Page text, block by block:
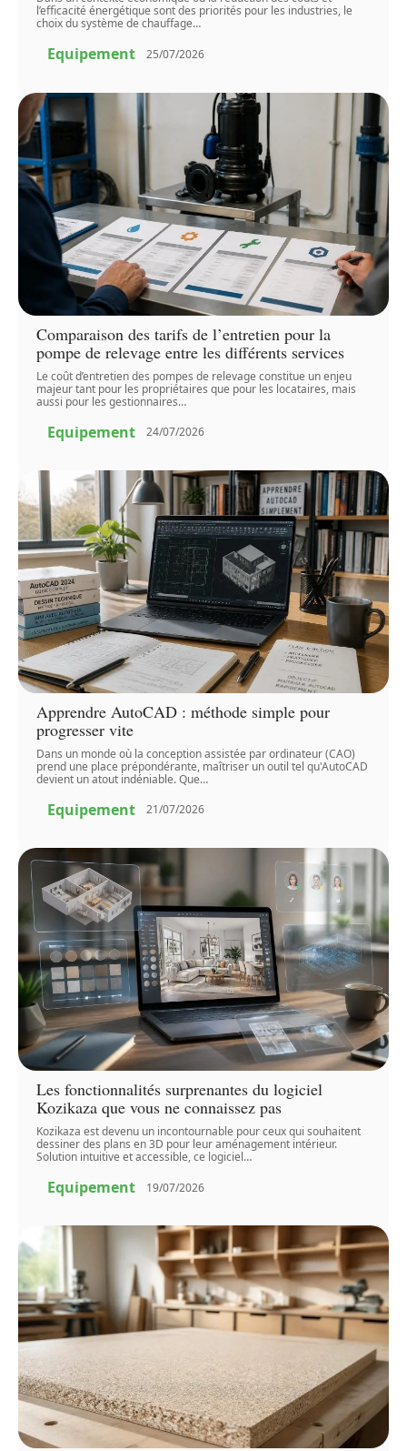
l’efficacité énergétique sont des priorités pour les industries, le
choix du système de chauffage…
Equipement 25/07/2026
Comparaison des tarifs de l’entretien pour la
pompe de relevage entre les différents services
Le coût d’entretien des pompes de relevage constitue un enjeu
majeur tant pour les propriétaires que pour les locataires, mais
aussi pour les gestionnaires…
Equipement 24/07/2026
Apprendre AutoCAD : méthode simple pour
progresser vite
Dans un monde où la conception assistée par ordinateur (CAO)
prend une place prépondérante, maîtriser un outil tel qu'AutoCAD
devient un atout indéniable. Que…
Equipement 21/07/2026
Les fonctionnalités surprenantes du logiciel
Kozikaza que vous ne connaissez pas
Kozikaza est devenu un incontournable pour ceux qui souhaitent
dessiner des plans en 3D pour leur aménagement intérieur.
Solution intuitive et accessible, ce logiciel…
Equipement 19/07/2026